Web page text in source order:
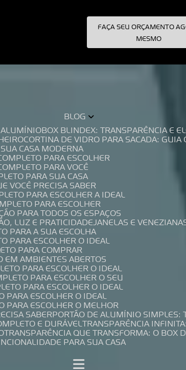
FAÇA SEU ORÇAMENTO
MESMO
BLOG
ALUMÍNIO BOX BLINDEX: TRANSPARÊNCIA E
CORTINA DE VIDRO PARA SACADA:
CASA MODERNA
PARA ESCOLHER
PARA VOCÊ
PARA SUA CASA
VOCÊ PRECISA SABER
PARA ESCOLHER A IDEAL
PARA ESCOLHER
PARA TODOS OS ESPAÇOS
LUZ E PRATICIDADE JANELAS E
PARA A SUA ESCOLHA
PARA ESCOLHER O IDEAL
PARA COMPRAR
EM AMBIENTES ABERTOS
PARA ESCOLHER O IDEAL
PARA ESCOLHER O SEU
PARA ESCOLHER O IDEAL
PARA ESCOLHER O IDEAL
PARA ESCOLHER O MELHOR
SABER PORTÃO DE ALUMÍNIO
E DURÁVEL TRANSPARÊNCIA
TRANSPARÊNCIA QUE TRANSFORMA: O BOX
PARA SUA CASA